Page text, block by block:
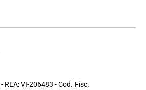
REA: VI-206483 - Cod. Fisc.